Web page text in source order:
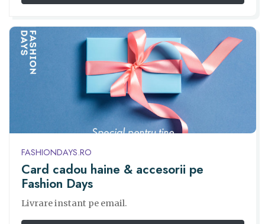
FASHIONDAYS.RO
Card cadou haine & accesorii pe
Fashion Days
Livrare instant pe email.